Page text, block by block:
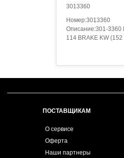
3013360
Номер:3013360
Описание:301-3360
114 BRAKE KW
114 BRAKE KW
PART OF 359-0314
Категория:ENGINE
ПОСТАВЩИКАМ
О сервисе
Оферта
Наши партнеры